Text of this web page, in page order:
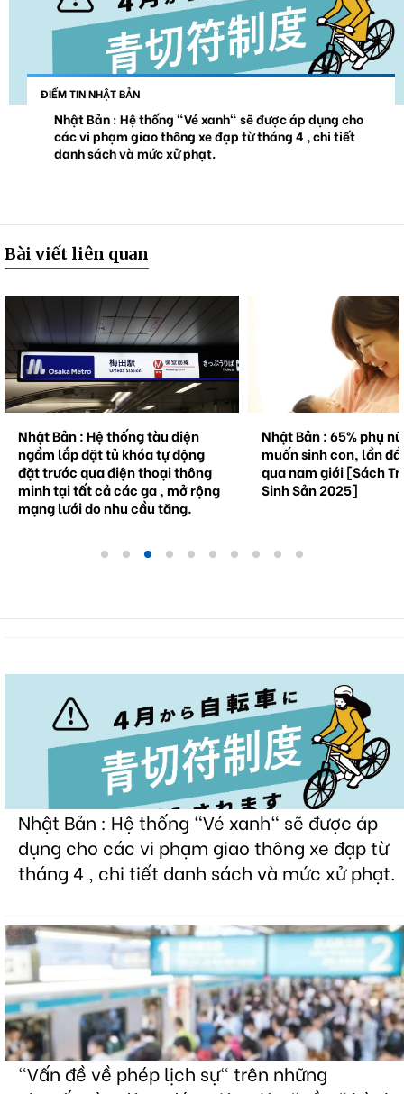
ĐIỂM TIN NHẬT BẢN
Nhật Bản : Hệ thống "Vé xanh" sẽ được áp dụng cho
các vi phạm giao thông xe đạp từ tháng 4 , chi tiết
danh sách và mức xử phạt.
Bài viết liên quan
Nhật Bản : Hệ thống tàu điện
ngầm lắp đặt tủ khóa tự động
đặt trước qua điện thoại thông
minh tại tất cả các ga , mở rộng
mạng lưới do nhu cầu tăng.
Nhật Bản : 65% phụ
muốn sinh con, lần
qua nam giới [Sách
Sinh Sản 2025]
Nhật Bản : Hệ thống "Vé xanh" sẽ được áp
dụng cho các vi phạm giao thông xe đạp từ
tháng 4 , chi tiết danh sách và mức xử phạt.
"Vấn đề về phép lịch sự" trên những